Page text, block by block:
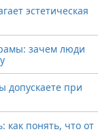
эстетическая
зачем люди
допускаете при
как понять, что от